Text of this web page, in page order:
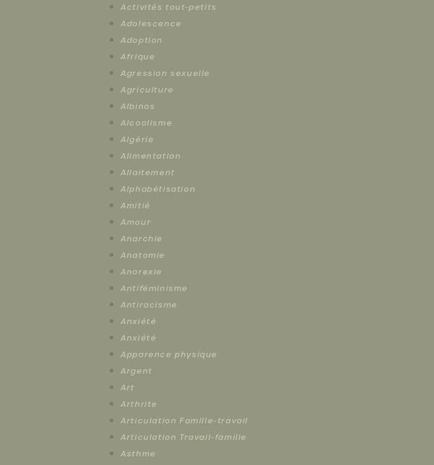
Activités tout-petits
Adolescence
Adoption
Afrique
Agression sexuelle
Agriculture
Albinos
Alcoolisme
Algérie
Alimentation
Allaitement
Alphabétisation
Amitié
Amour
Anarchie
Anatomie
Anorexie
Antiféminisme
Antiracisme
Anxiété
Anxiété
Apparence physique
Argent
Art
Arthrite
Articulation Famille-travail
Articulation Travail-famille
Asthme